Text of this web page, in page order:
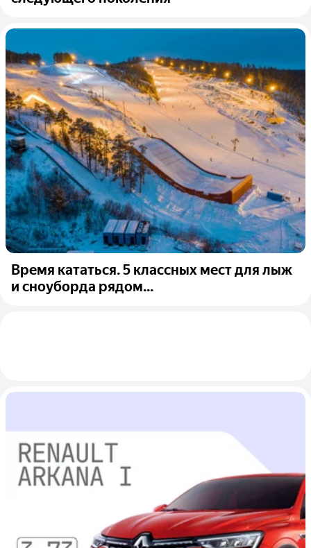
Время кататься. 5 классных мест для лыж
и сноуборда рядом...